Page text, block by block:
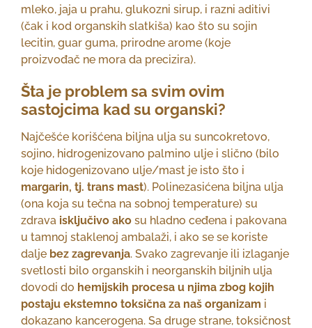
mleko, jaja u prahu, glukozni sirup, i razni aditivi
(čak i kod organskih slatkiša) kao što su sojin
lecitin, guar guma, prirodne arome (koje
proizvođač ne mora da precizira).
Šta je problem sa svim ovim
sastojcima kad su organski?
Najčešće korišćena biljna ulja su suncokretovo,
sojino, hidrogenizovano palmino ulje i slično (bilo
koje hidogenizovano ulje/mast je isto što i
margarin, tj. trans mast). Polinezasićena biljna ulja
(ona koja su tečna na sobnoj temperature) su
zdrava isključivo ako su hladno ceđena i pakovana
u tamnoj staklenoj ambalaži, i ako se se koriste
dalje bez zagrevanja. Svako zagrevanje ili izlaganje
svetlosti bilo organskih i neorganskih biljnih ulja
dovodi do hemijskih procesa u njima zbog kojih
postaju ekstemno toksična za naš organizam i
dokazano kancerogena. Sa druge strane, toksičnost